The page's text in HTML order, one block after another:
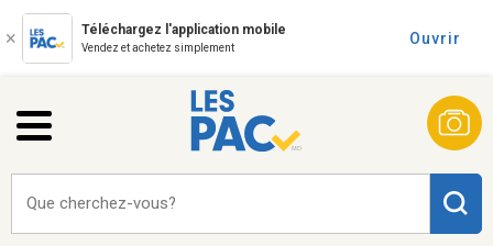
Téléchargez l'application mobile
Vendez et achetez simplement
Ouvrir
Que cherchez-vous?